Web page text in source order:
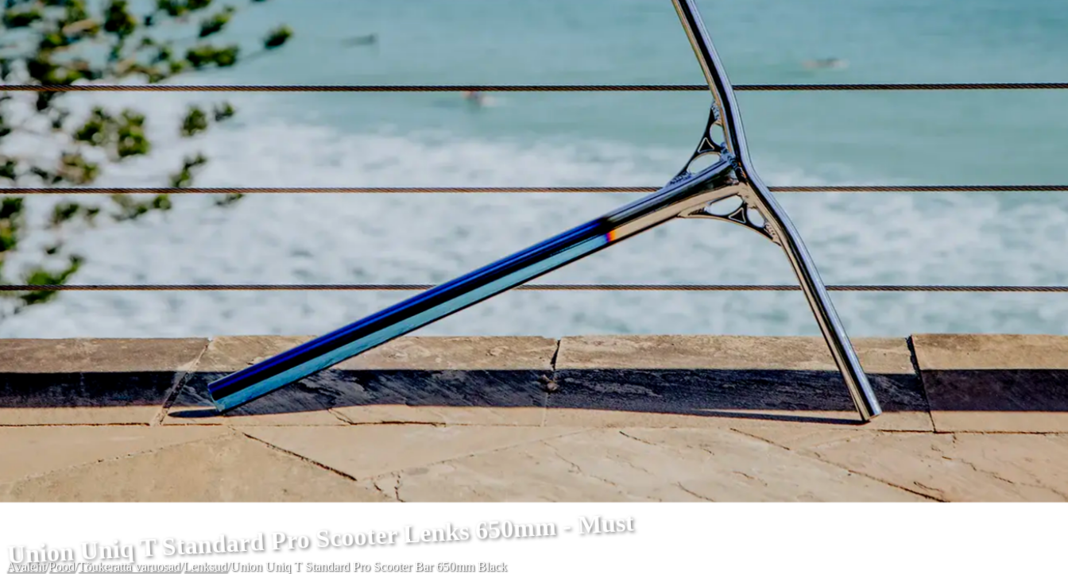
Union Uniq T Standard Pro Scooter Lenks 650mm - Must
Avaleht/Pood/Tõukeratta varuosad/Lenksud/Union Uniq T Standard Pro Scooter Bar 650mm Black